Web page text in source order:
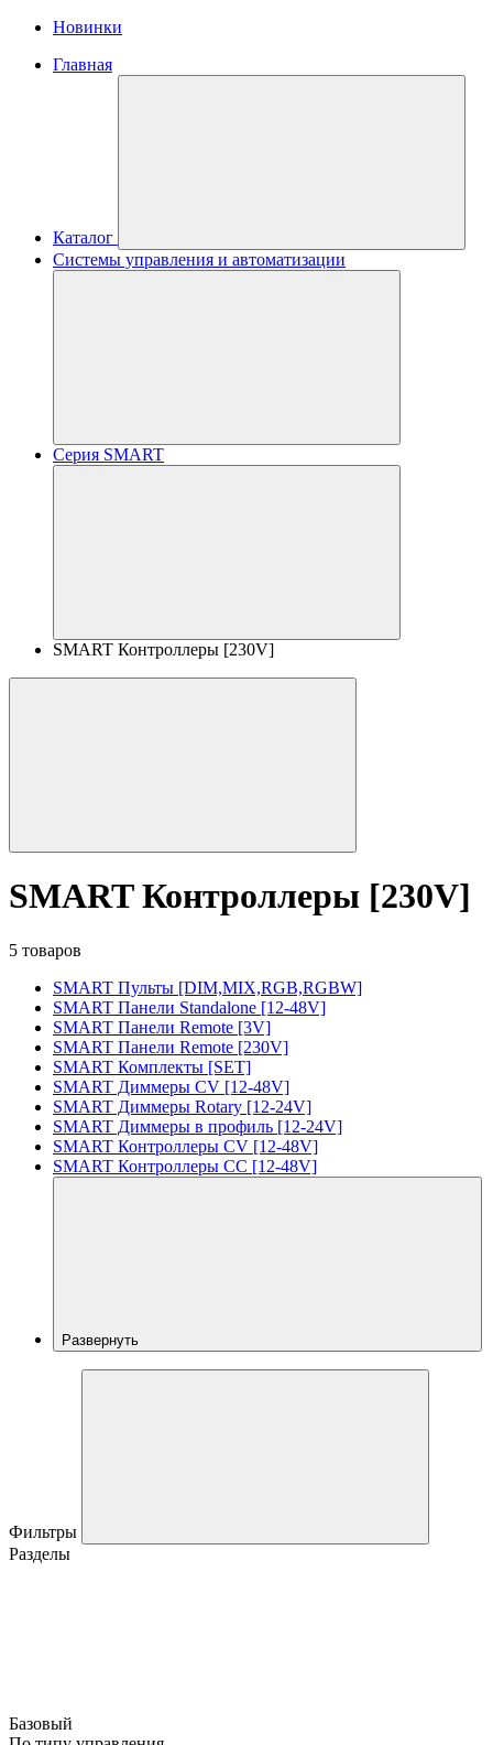
Новинки
Главная
Каталог
Системы управления и автоматизации
Серия SMART
SMART Контроллеры [230V]
SMART Контроллеры [230V]
5 товаров
SMART Пульты [DIM,MIX,RGB,RGBW]
SMART Панели Standalone [12-48V]
SMART Панели Remote [3V]
SMART Панели Remote [230V]
SMART Комплекты [SET]
SMART Диммеры CV [12-48V]
SMART Диммеры Rotary [12-24V]
SMART Диммеры в профиль [12-24V]
SMART Контроллеры CV [12-48V]
SMART Контроллеры CC [12-48V]
Развернуть
Фильтры
Разделы
Базовый